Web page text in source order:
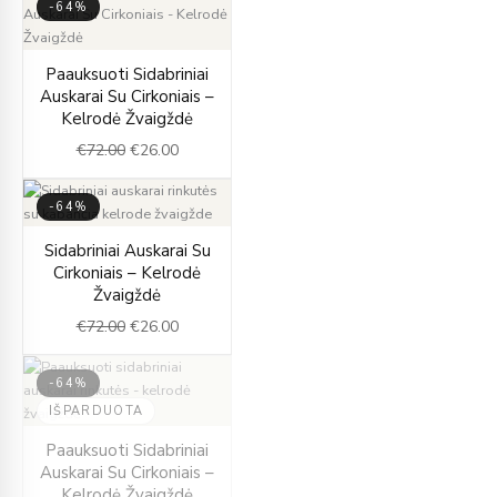
-64%
Paauksuoti Sidabriniai
Auskarai Su Cirkoniais –
Kelrodė Žvaigždė
€72.00
price
was:
€72.00.
€26.00
price
is:
€26.00.
-64%
Sidabriniai Auskarai Su
Cirkoniais – Kelrodė
Žvaigždė
€72.00
price
was:
€72.00.
€26.00
price
is:
-64%
IŠPARDUOTA
Paauksuoti Sidabriniai
Auskarai Su Cirkoniais –
price
was:
price
is: